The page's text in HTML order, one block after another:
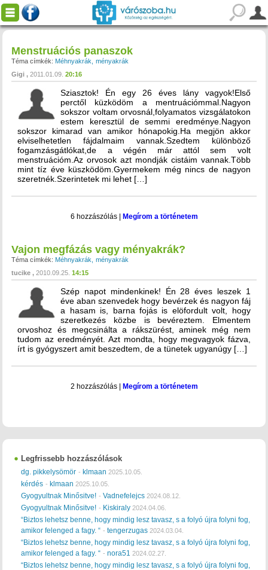
Menstruációs panaszok
Téma címkék: Méhnyakrák
ményakrák
Gigi
2011.01.09. 20:16
Sziasztok! Én egy 26 éves lány vagyok!Első
perctől küzködöm a mentruációmmal.Nagyon
sokszor voltam orvosnál,folyamatos vizsgálatokon
estem keresztül de semmi eredménye.Nagyon
sokszor kimarad van amikor hónapokig.Ha megjön akkor
elviselhetetlen fájdalmaim vannak.Szedtem különböző
fogamzásgátlókat,de a végén már attól sem volt
menstruációm.Az orvosok azt mondják cistáim vannak.Több
mint tíz éve küszködöm.Gyermekem még nincs de nagyon
szeretnék.Szerintetek mi lehet […]
6 hozzászólás| Megírom a történetem
Vajon megfázás vagy ményakrák?
Téma címkék: Méhnyakrák
ményakrák
tucike
2010.09.25. 14:15
Szép napot mindenkinek! Én 28 éves leszek 1
éve aban szenvedek hogy bevérzek és nagyon fáj
a hasam is, barna fojás is elöfordult volt, hogy
szeretkezés közbe is bevéreztem. Elmentem
orvoshoz és megcsinálta a rákszürést, aminek még nem
tudom az eredményét. Azt mondta, hogy megvagyok fázva,
írt is gyógyszert amit beszedtem, de a tünetek ugyanúgy […]
2 hozzászólás| Megírom a történetem
Legfrissebb hozzászólások
dg. pikkelysömör - klmaan 2025.10.05.
kérdés - klmaan 2025.10.05.
Gyogyultnak Minősitve! -Vadnefelejcs 2024.08.12.
Gyogyultnak Minősitve! - Kiskiraly 2024.04.06.
“Biztos lehetsz benne, hogy mindig lesz tavasz, s a folyó újra folyni fog,
amikor felenged a fagy. “ -tengerzugas 2024.03.04.
“Biztos lehetsz benne, hogy mindig lesz tavasz, s a folyó újra folyni fog,
amikor felenged a fagy. “ -nora51 2024.02.27.
“Biztos lehetsz benne, hogy mindig lesz tavasz, s a folyó újra folyni fog,